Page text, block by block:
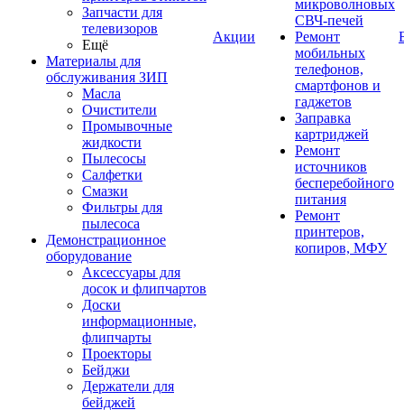
Запчасти для
телевизоров
Ещё
Материалы для
обслуживания ЗИП
Масла
Очистители
Промывочные
жидкости
Пылесосы
Салфетки
Смазки
Фильтры для
пылесоса
Демонстрационное
оборудование
Аксессуары для
досок и флипчартов
Доски
информационные,
флипчарты
Проекторы
Бейджи
Держатели для
бейджей
Акции
микроволновых
СВЧ-печей
Ремонт
мобильных
телефонов,
смартфонов и
гаджетов
Заправка
картриджей
Ремонт
источников
бесперебойного
питания
Ремонт
принтеров,
копиров, МФУ